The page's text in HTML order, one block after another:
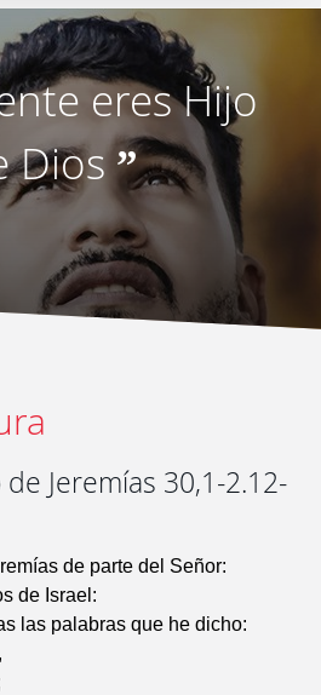
eres Hijo
Dios ”
Jeremías 30,1-2.12-
de parte del Señor:
de Israel:
las palabras que he dicho: